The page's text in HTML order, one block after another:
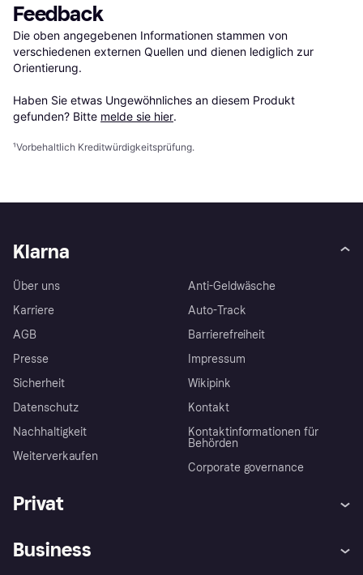
Feedback
Die oben angegebenen Informationen stammen von
verschiedenen externen Quellen und dienen lediglich zur
Orientierung.
Haben Sie etwas Ungewöhnliches an diesem Produkt
gefunden? Bitte melde sie hier.
¹Vorbehaltlich Kreditwürdigkeitsprüfung.
Klarna
Über uns
Karriere
AGB
Presse
Sicherheit
Datenschutz
Nachhaltigkeit
Weiterverkaufen
Anti-Geldwäsche
Auto-Track
Barrierefreiheit
Impressum
Wikipink
Kontakt
Kontaktinformationen für
Behörden
Corporate governance
Privat
Business